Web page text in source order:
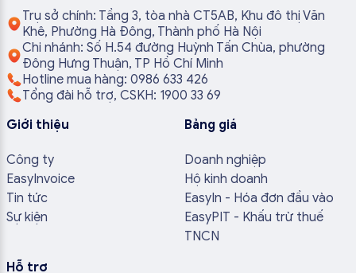
Trụ sở chính: Tầng 3, tòa nhà CT5AB, Khu đô thị Văn
Khê, Phường Hà Đông, Thành phố Hà Nội
Chi nhánh: Số H.54 đường Huỳnh Tấn Chùa, phường
Đông Hưng Thuận, TP Hồ Chí Minh
Hotline mua hàng: 0986 633 426
Tổng đài hỗ trợ, CSKH: 1900 33 69
Giới thiệu
Công ty
EasyInvoice
Tin tức
Sự kiện
Bảng giá
Doanh nghiệp
Hộ kinh doanh
EasyIn - Hóa đơn đầu vào
EasyPIT - Khấu trừ thuế
TNCN
Hỗ trợ